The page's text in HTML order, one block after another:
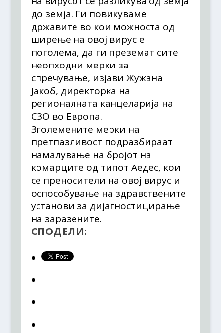
до земја. Ги повикуваме
државите во кои можноста од
ширење на овој вирус е
поголема, да ги преземат сите
неопходни мерки за
спречување, изјави Жужана
Јакоб, директорка на
регионалната канцеларија на
СЗО во Европа.
Зголемените мерки на
претпазливост подразбираат
намалување на бројот на
комарците од типот Аедес, кои
се преносители на овој вирус и
оспособување на здравствените
установи за дијагностицирање
на заразените.
СПОДЕЛИ: